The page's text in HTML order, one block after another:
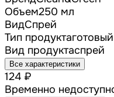
Объем250 мл
ВидСпрей
Тип продукта
Вид продуктаспрей
Все характеристики
124 ₽
Временно